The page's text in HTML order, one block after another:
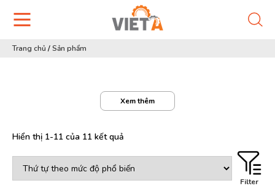
Trang chủ /Sản phẩm
Xem thêm
Hiển thị 1-11 của 11 kết quả
Filter